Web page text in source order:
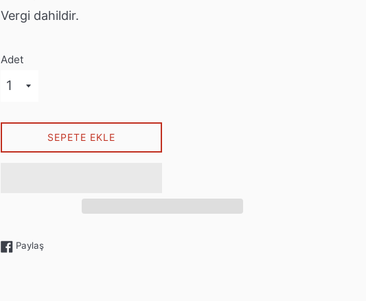
Vergi dahildir.
Adet
SEPETE EKLE
PaylaşFacebook'ta paylaş